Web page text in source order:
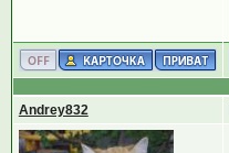
Andrey832